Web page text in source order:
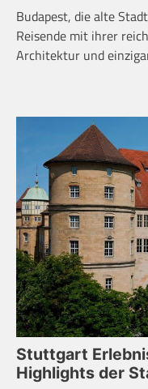
Budapest, die alte
Reisende mit ihrer
Architektur und
Stuttgart
Highlights der